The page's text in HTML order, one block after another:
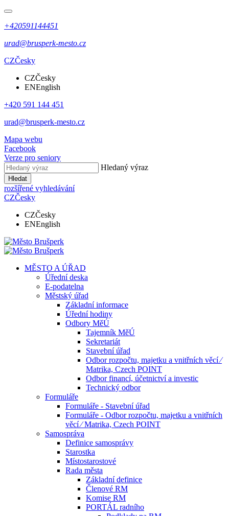
+420591144451
urad@brusperk-mesto.cz
CZČesky
CZČesky
ENEnglish
+420 591 144 451
urad@brusperk-mesto.cz
Mapa webu
Facebook
Verze pro seniory
Hledaný výraz
Hledat
rozšířené vyhledávání
CZČesky
CZČesky
ENEnglish
MĚSTO A ÚŘAD
Úřední deska
E-podatelna
Městský úřad
Základní informace
Úřední hodiny
Odbory MěÚ
Tajemník MěÚ
Sekretariát
Stavební úřad
Odbor rozpočtu, majetku a vnitřních věcí ⁄
Matrika, Czech POINT
Odbor financí, účetnictví a investic
Technický odbor
Formuláře
Formuláře - Stavební úřad
Formuláře - Odbor rozpočtu, majetku a vnitřních
věcí ⁄ Matrika, Czech POINT
Samospráva
Definice samosprávy
Starostka
Místostarostové
Rada města
Základní definice
Členové RM
Komise RM
PORTÁL radního